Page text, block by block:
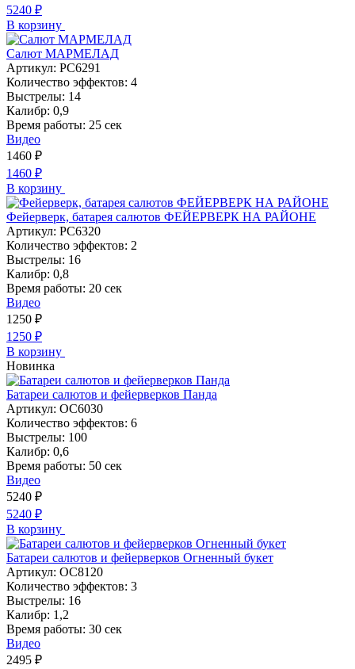
5240 ₽
В корзину
Салют МАРМЕЛАД
Артикул: РС6291
Количество эффектов: 4
Выстрелы: 14
Калибр: 0,9
Время работы: 25 сек
Видео
1460 ₽
1460 ₽
В корзину
Фейерверк, батарея салютов ФЕЙЕРВЕРК НА РАЙОНЕ
Артикул: РС6320
Количество эффектов: 2
Выстрелы: 16
Калибр: 0,8
Время работы: 20 сек
Видео
1250 ₽
1250 ₽
В корзину
Новинка
Батареи салютов и фейерверков Панда
Артикул: ОС6030
Количество эффектов: 6
Выстрелы: 100
Калибр: 0,6
Время работы: 50 сек
Видео
5240 ₽
5240 ₽
В корзину
Батареи салютов и фейерверков Огненный букет
Артикул: ОС8120
Количество эффектов: 3
Выстрелы: 16
Калибр: 1,2
Время работы: 30 сек
Видео
2495 ₽